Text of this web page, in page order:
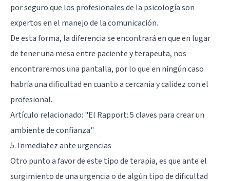
por seguro que los profesionales de la psicología son
expertos en el manejo de la comunicación.
De esta forma, la diferencia se encontrará en que en lugar
de tener una mesa entre paciente y terapeuta, nos
encontraremos una pantalla, por lo que en ningún caso
habría una dificultad en cuanto a cercanía y calidez con el
profesional.
Artículo relacionado: "El Rapport: 5 claves para crear un
ambiente de confianza"
5. Inmediatez ante urgencias
Otro punto a favor de este tipo de terapia, es que ante el
surgimiento de una urgencia o de algún tipo de dificultad